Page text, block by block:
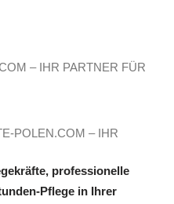
– IHR PARTNER FÜR
POLEN.COM – IHR
VOR ORT
professionelle
Pflege in Ihrer